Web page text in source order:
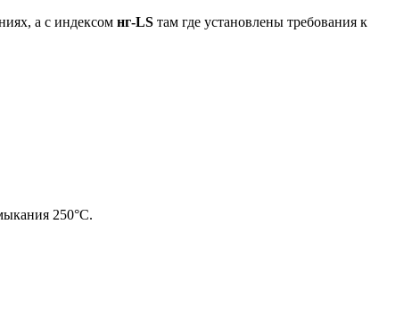
а с индексом нг-LS там где установлены требования к
250°С.